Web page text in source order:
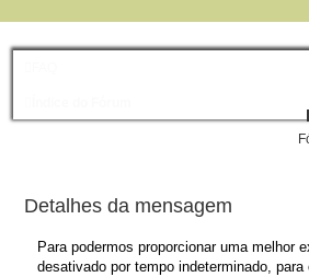
Detalhes da mensagem
Para podermos proporcionar uma melhor
desativado por tempo indeterminado,